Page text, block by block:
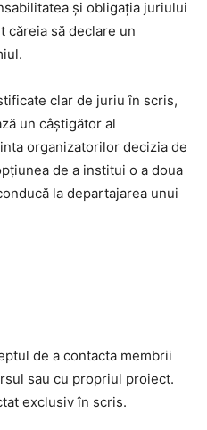
și obligația juriului
căreia să declare un
clar de juriu în scris,
un câștigător al
organizatorilor decizia de
de a institui o a doua
la departajarea unui
de a contacta membrii
sau cu propriul proiect.
exclusiv în scris.